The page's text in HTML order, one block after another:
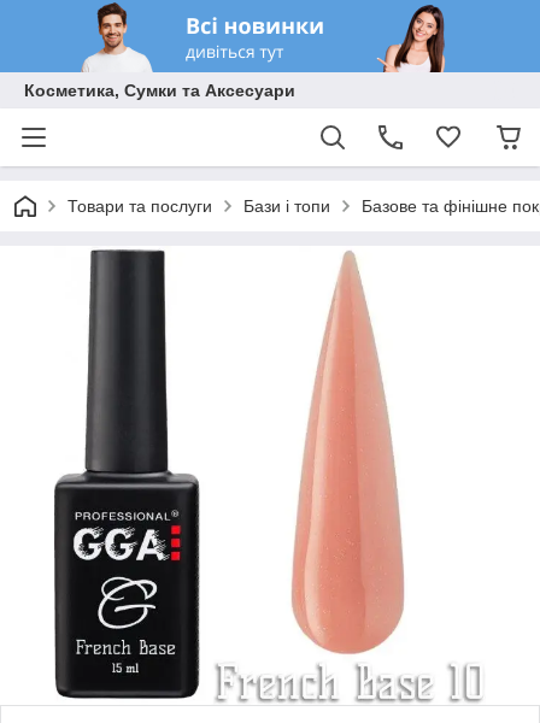
Косметика, Сумки та Аксесуари
Товари та послуги Бази і топи Базове та фінішне